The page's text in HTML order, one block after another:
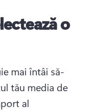
o
mai întâi să-
tău media de
al